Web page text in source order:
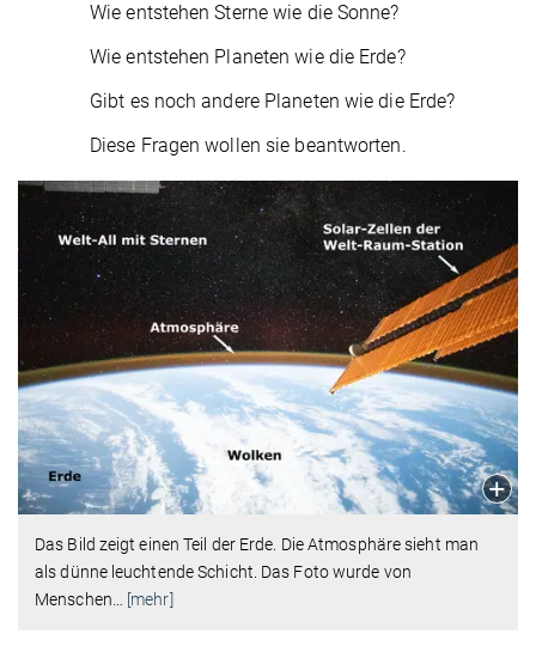
Wie entstehen Sterne wie die Sonne?
Wie entstehen Planeten wie die Erde?
Gibt es noch andere Planeten wie die Erde?
Diese Fragen wollen sie beantworten.
Das Bild zeigt einen Teil der Erde. Die Atmosphäre sieht man
als dünne leuchtende Schicht. Das Foto wurde von
Menschen
[mehr]